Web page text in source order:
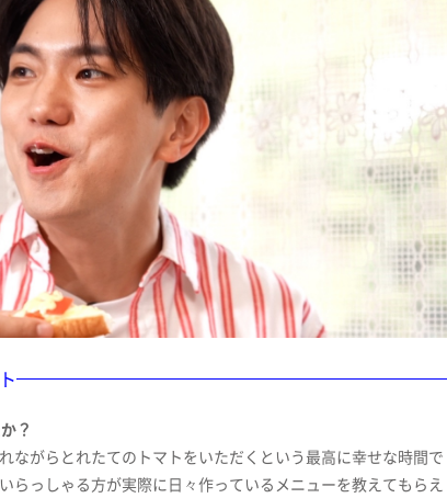
？
ながらとれたてのトマトをいただくという最高に幸せな時間で
らっしゃる方が実際に日々作っているメニューを教えてもらえ